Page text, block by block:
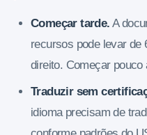
Começar tarde. A
recursos pode levar de
direito. Começar
Traduzir sem
idioma precisam de